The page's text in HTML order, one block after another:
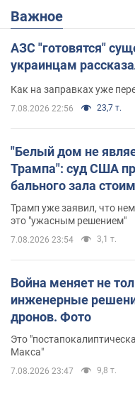
Важное
АЗС "готовятся"
украинцам
Как на заправках уже
7.08.2026 22:56 23,7 т.
"Белый дом не
Трампа": суд США
бального зала
Трамп уже заявил, что
это "ужасным решением"
7.08.2026 23:54 3,1 т.
Война меняет не
инженерные
дронов. Фото
Это
Макса"
7.08.2026 23:47 9,8 т.